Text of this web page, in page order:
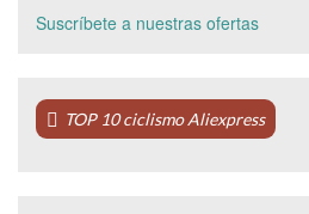
Suscríbete a nuestras ofertas
TOP 10 ciclismo Aliexpress